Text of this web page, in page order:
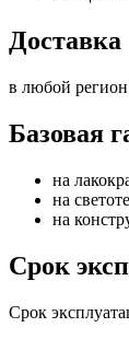
Доставка
в любой
Базовая
на
на
на
Срок
Срок